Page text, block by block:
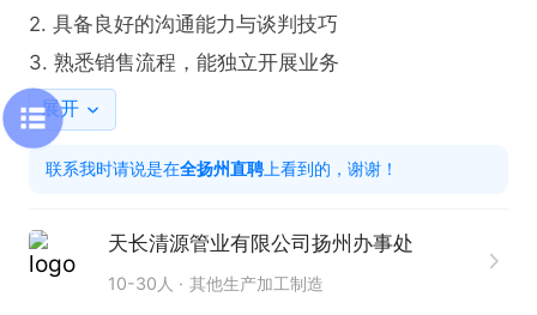
2. 具备良好的沟通能力与谈判技巧
3. 熟悉销售流程，能独立开展业务
展开
联系我时请说是在全扬州直聘 上看到的，谢谢！
天长清源管业有限公司扬州办事处
10-30人 其他生产加工制造